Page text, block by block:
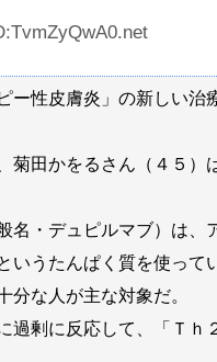
ー性皮膚炎」の新しい治
菊田かをるさん（４５）
名・デュピルマブ）は、
うたんぱく質を使って
分な人が主な対象だ。
剰に反応して、「Ｔｈ